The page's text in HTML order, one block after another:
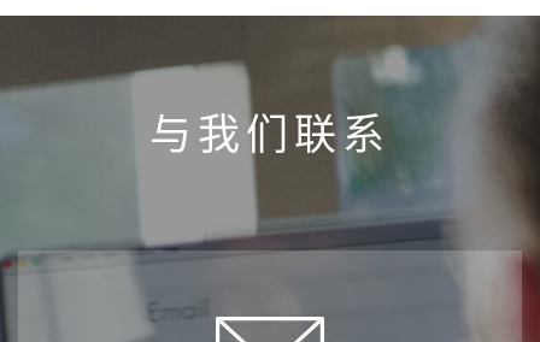
与我们联系